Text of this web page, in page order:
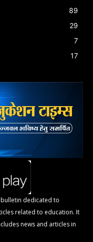
89
29
7
17
dedicated to
related to education. It
news and articles in